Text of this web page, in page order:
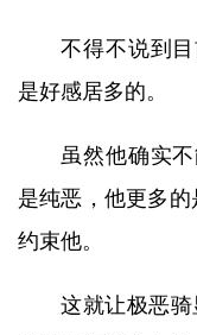
不得不说到
是好感居多的。
虽然他确实
是纯恶，他更多的
约束他。
这就让极恶骑